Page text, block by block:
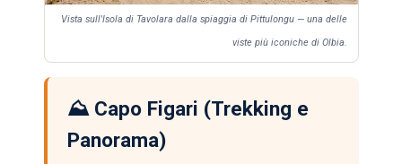
Vista sull'Isola di Tavolara dalla spiaggia di Pittulongu — una delle
viste più iconiche di Olbia.
⛰️ Capo Figari (Trekking e
Panorama)